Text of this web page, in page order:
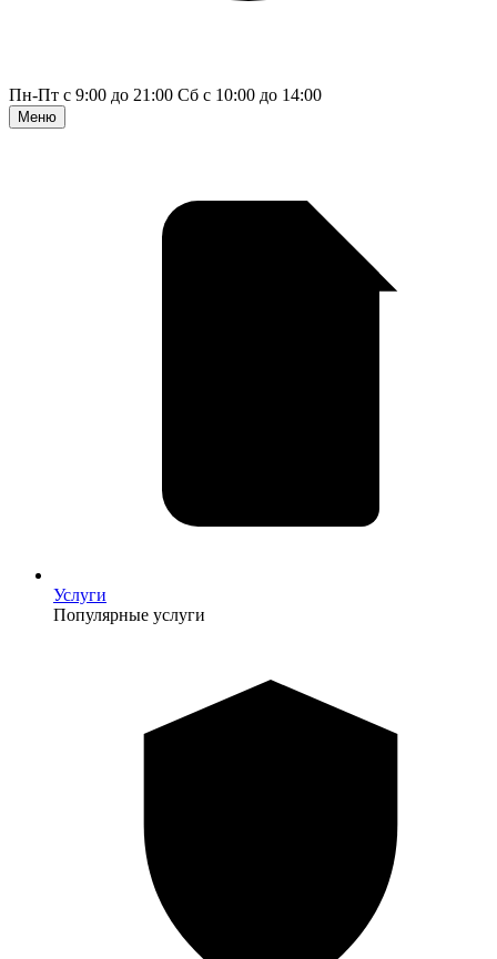
Пн-Пт с 9:00 до 21:00 Сб с 10:00 до 14:00
Меню
Услуги
Популярные услуги